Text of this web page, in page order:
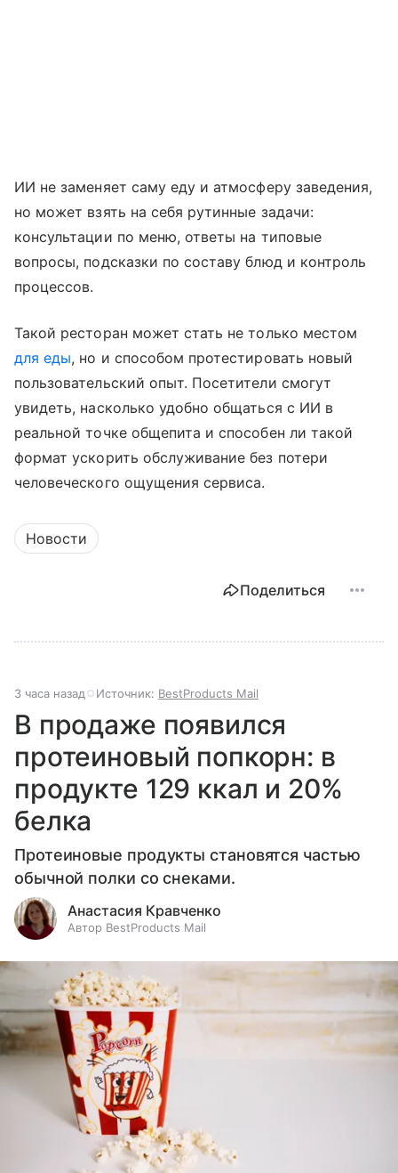
ИИ не заменяет саму еду и атмосферу заведения,
но может взять на себя рутинные задачи:
консультации по меню, ответы на типовые
вопросы, подсказки по составу блюд и контроль
процессов.
Такой ресторан может стать не только местом
для еды, но и способом протестировать новый
пользовательский опыт. Посетители смогут
увидеть, насколько удобно общаться с ИИ в
реальной точке общепита и способен ли такой
формат ускорить обслуживание без потери
человеческого ощущения сервиса.
Новости
Поделиться
3 часа назад Источник: BestProducts Mail
В продаже появился
протеиновый попкорн: в
продукте 129 ккал и 20%
белка
Протеиновые продукты становятся частью
обычной полки со снеками.
Анастасия Кравченко
Автор BestProducts Mail